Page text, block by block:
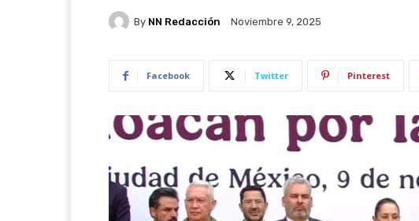
By NN Redacción Noviembre 9, 2025
Facebook Twitter Pinterest